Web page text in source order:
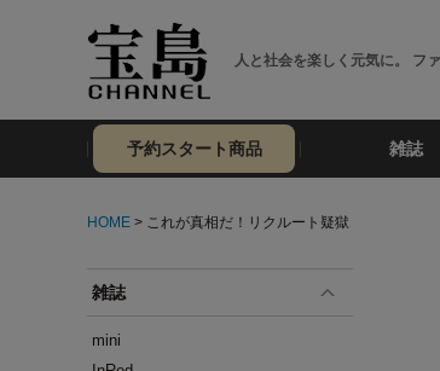
人と社会を楽しく元気に。 フ
予約スタート商品 雑誌
HOME > これが真相だ！リクルート疑獄
雑誌
mini